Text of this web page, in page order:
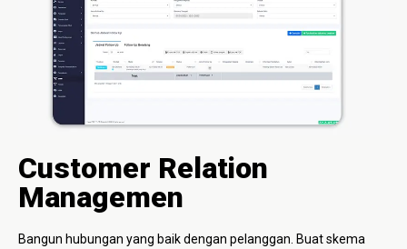
Customer Relation
Managemen
Bangun hubungan yang baik dengan pelanggan. Buat skema